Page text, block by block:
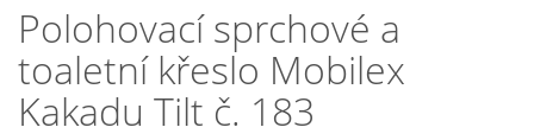
Polohovací sprchové a
toaletní křeslo Mobilex
Kakadu Tilt č. 183